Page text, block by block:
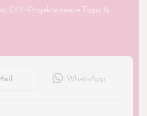
DIY-Projekte sowie Tipps &
WhatsApp